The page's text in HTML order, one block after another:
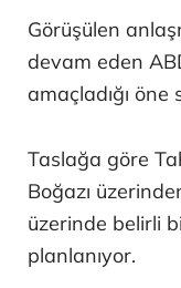
Görüşülen
devam eden
amaçladığı öne
Taslağa göre
Boğazı
üzerinde belirli
planlanıyor.